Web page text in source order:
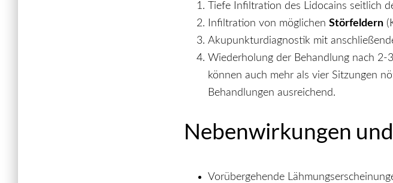
Tiefe Infiltration des Lidocains seitlich
Infiltration von möglichen Störfeldern
Akupunkturdiagnostik mit
Wiederholung der Behandlung nach 2-
können auch mehr als vier Sitzungen
Behandlungen ausreichend.
Nebenwirkungen
Vorübergehende